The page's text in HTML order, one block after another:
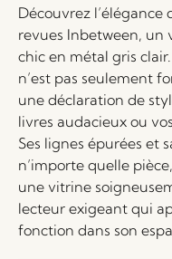
Découvrez
revues Inbetween, un
chic en métal gris
n’est pas seulement
une déclaration de
livres audacieux ou
Ses lignes épurées et
n’importe quelle
une vitrine
lecteur exigeant qui
fonction dans son